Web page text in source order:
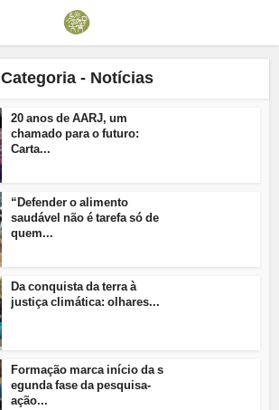
Categoria - Notícias
20 anos de AARJ, um
chamado para o futuro:
Carta...
“Defender o alimento
saudável não é tarefa só de
quem...
Da conquista da terra à
justiça climática: olhares...
Formação marca início da s
egunda fase da pesquisa-
ação...